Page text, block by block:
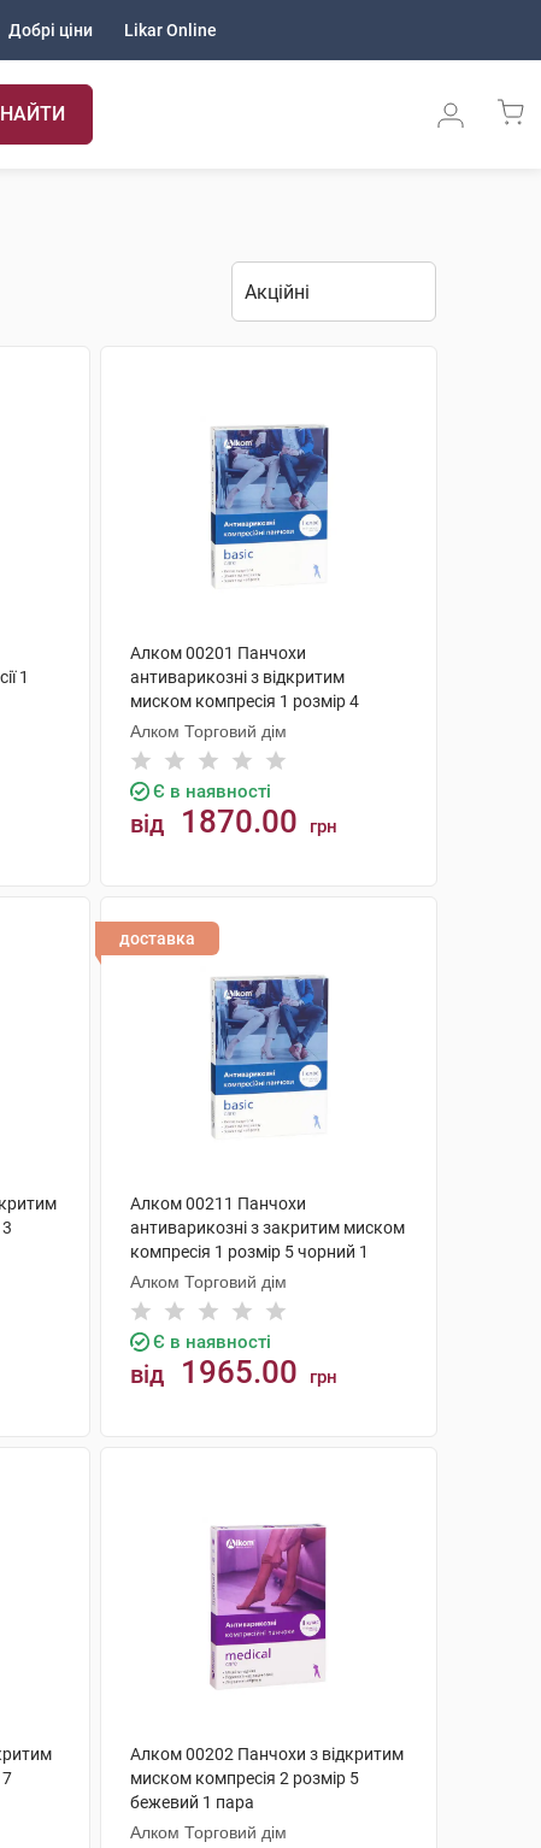
Добрі ціни Likar Online
1
Алком 00201 Панчохи
антиварикозні з відкритим
миском компресія 1 розмір 4
бежевий 1 пара
Алком Торговий дім
Є в наявності
від 1870.00 грн
доставка
Алком 00211 Панчохи
антиварикозні з закритим миском
компресія 1 розмір 5 чорний 1
пара
Алком Торговий дім
Є в наявності
від 1965.00 грн
7
Алком 00202 Панчохи з відкритим
миском компресія 2 розмір 5
бежевий 1 пара
Алком Торговий дім